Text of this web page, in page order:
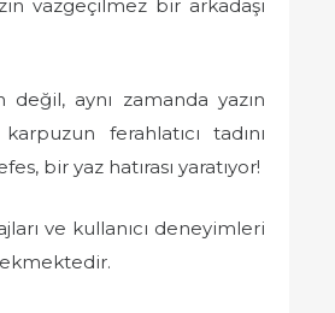
vazgeçilmez bir arkadaşı
aynı zamanda yazın
ferahlatıcı tadını
bir yaz hatırası yaratıyor!
ve kullanıcı deneyimleri